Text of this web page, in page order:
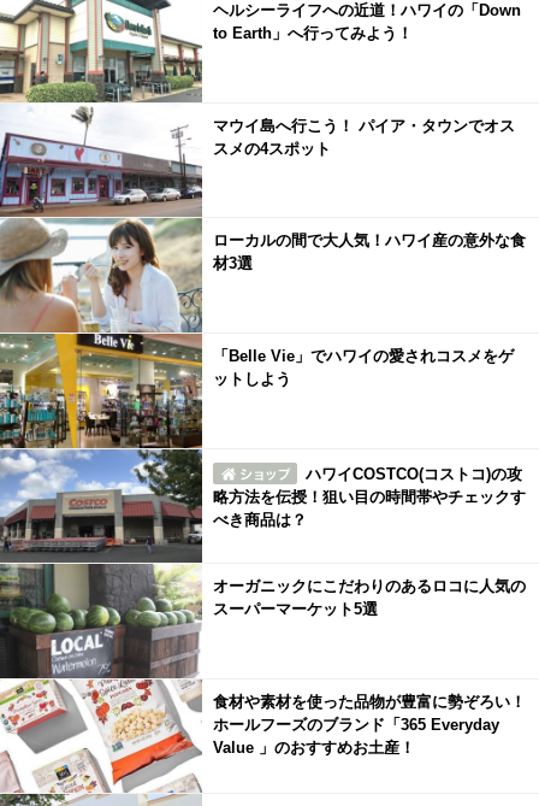
ヘルシーライフへの近道！ハワイの「Down
to Earth」へ行ってみよう！
マウイ島へ行こう！ パイア・タウンでオス
スメの4スポット
ローカルの間で大人気！ハワイ産の意外な食
材3選
「Belle Vie」でハワイの愛されコスメをゲ
ットしよう
ハワイCOSTCO(コストコ)の攻
略方法を伝授！狙い目の時間帯やチェックす
べき商品は？
オーガニックにこだわりのあるロコに人気の
スーパーマーケット5選
食材や素材を使った品物が豊富に勢ぞろい！
ホールフーズのブランド「365 Everyday
Value 」のおすすめお土産！